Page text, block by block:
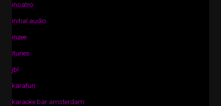
incatro
initial audio
inzee
itunes
jbl
karafun
karaoke bar amsterdam